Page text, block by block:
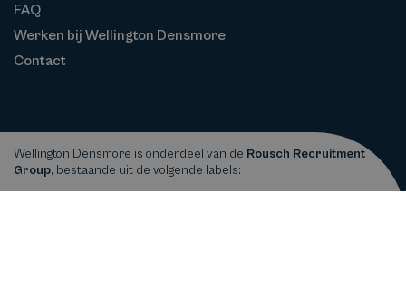
FAQ
Werken bij Wellington Densmore
Contact
Wellington Densmore is onderdeel van de Rousch Recruitment
Group, bestaande uit de volgende labels: